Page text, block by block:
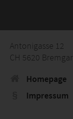
Antonigasse 12
CH 5620
Homepage
Impressum